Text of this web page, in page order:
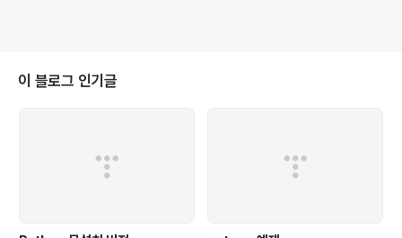
이 블로그 인기글